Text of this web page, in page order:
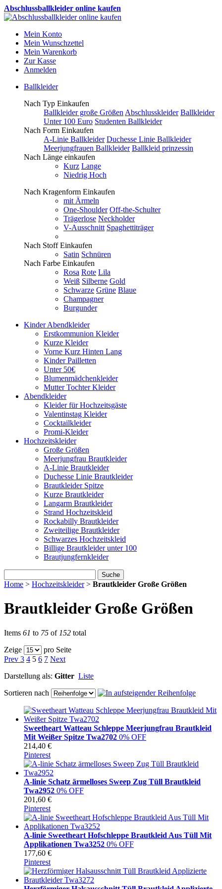
Abschlussballkleider online kaufen
Mein Konto
Mein Wunschzettel
Mein Warenkorb
Zur Kasse
Anmelden
Ballkleider
Nach Typ Einkaufen
Ballkleider große Größen Abschlusskleider Ballkleider
Unter 100 Euro Studenten Ballkleider
Nach Form Einkaufen
A-Linie Ballkleider Duchesse Linie Ballkleider
Meerjungfrauen Ballkleider Ballkleid prinzessin
Nach Länge einkaufen
Kurz Lange
Niedrig Hoch
Nach Kragenform Einkaufen
mit Ärmeln
One-Shoulder Off-the-Schulter
Trägerlose Neckholder
V-Ausschnitt Spaghettiträger
Nach Stoff Einkaufen
Satin Schnüren
Nach Farbe Einkaufen
Rosa Rote Lila
Weiß Silberne Gold
Schwarze Grüne Blaue
Champagner
Burgunder
Kinder Abendkleider
Erstkommunion Kleider
Kurze Kleider
Vorne Kurz Hinten Lang
Kinder Pailletten
Unter 50€
Blumenmädchenkleider
Mutter Tochter Kleider
Abendkleider
Kleider für Hochzeitsgäste
Valentinstag Kleider
Cocktailkleider
Promi-Kleider
Hochzeitskleider
Große Größen
Meerjungfrau Brautkleider
A-Linie Brautkleider
Duchesse Linie Brautkleider
Brautkleider Spitze
Kurze Brautkleider
Langarm Brautkleider
Strand Hochzeitskleid
Rockabilly Brautkleider
Zweiteilige Brautkleider
Schwarzes Hochzeitskleid
Billige Brautkleider unter 100
Brautjungfernkleider
Suche
Home > Hochzeitskleider> Brautkleider Große Größen
Brautkleider Große Größen
Items 61 to 75 of 152 total
Zeige
pro Seite
Prev 3 4 5 6 7 Next
Darstellung als: Gitter Liste
Sortieren nach
Sweetheart Watteau Schleppe Meerjungfrau Brautkleid
Mit Weißer Spitze Twa2702 0% OFF
214,40 €
Pinterest
A-linie Schatz ärmelloses Sweep Zug Tüll Brautkleid
Twa2952 0% OFF
201,60 €
Pinterest
A-linie Sweetheart Hofschleppe Brautkleid Aus Tüll Mit
Applikationen Twa3252 0% OFF
177,60 €
Pinterest